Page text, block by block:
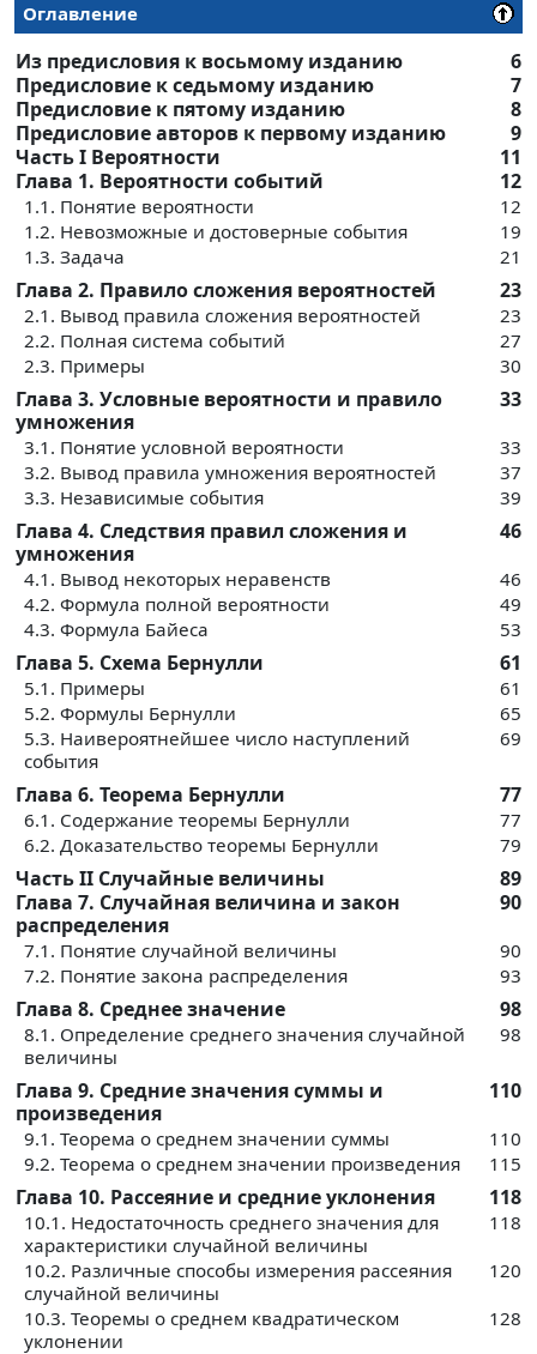
Оглавление
Из предисловия к восьмому изданию
6
Предисловие к седьмому изданию
7
Предисловие к пятому изданию
8
Предисловие авторов к первому изданию
9
Часть I Вероятности
11
Глава 1. Вероятности событий
12
1.1. Понятие вероятности
12
1.2. Невозможные и достоверные события
19
1.3. Задача
21
Глава 2. Правило сложения вероятностей 23
2.1. Вывод правила сложения вероятностей
23
2.2. Полная система событий
27
2.3. Примеры
30
Глава 3. Условные вероятности и правило
умножения
33
3.1. Понятие условной вероятности
33
3.2. Вывод правила умножения вероятностей
37
3.3. Независимые события
39
Глава 4. Следствия правил сложения и
умножения
46
4.1. Вывод некоторых неравенств
46
4.2. Формула полной вероятности
49
4.3. Формула Байеса
53
Глава 5. Схема Бернулли 61
5.1. Примеры
61
5.2. Формулы Бернулли
65
5.3. Наивероятнейшее число наступлений
события
69
Глава 6. Теорема Бернулли 77
6.1. Содержание теоремы Бернулли
77
6.2. Доказательство теоремы Бернулли
79
Часть II Случайные величины
89
Глава 7. Случайная величина и закон
распределения
90
7.1. Понятие случайной величины
90
7.2. Понятие закона распределения
93
Глава 8. Среднее значение 98
8.1. Определение среднего значения случайной
величины
98
Глава 9. Средние значения суммы и
произведения
110
9.1. Теорема о среднем значении суммы
110
9.2. Теорема о среднем значении произведения
115
Глава 10. Рассеяние и средние уклонения 118
10.1. Недостаточность среднего значения для
характеристики случайной величины
118
10.2. Различные способы измерения рассеяния
случайной величины
120
10.3. Теоремы о среднем квадратическом
уклонении
128